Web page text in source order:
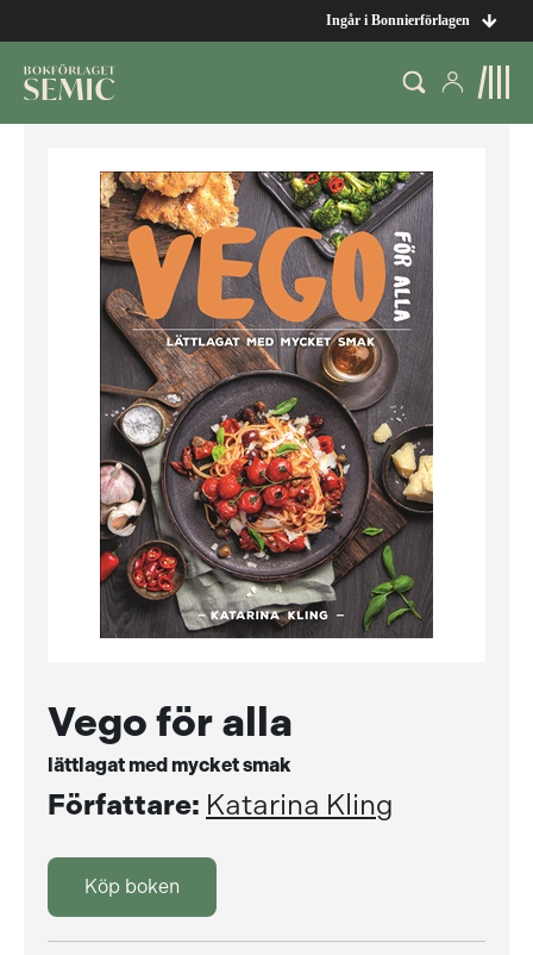
Ingår i Bonnierförlagen
Vego för alla
lättlagat med mycket smak
Författare: Katarina Kling
Köp boken